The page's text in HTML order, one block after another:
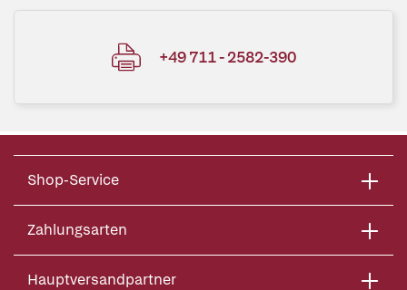
+49 711 - 2582-390
Shop-Service
Zahlungsarten
Hauptversandpartner